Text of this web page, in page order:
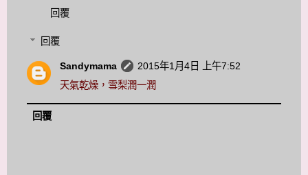
回覆
回覆
Sandymama
2015年1月4日 上午7:52
天氣乾燥，雪梨潤一潤
回覆